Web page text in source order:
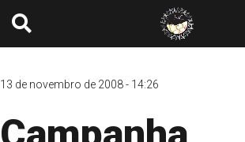
13 de novembro de 2008 - 14:26